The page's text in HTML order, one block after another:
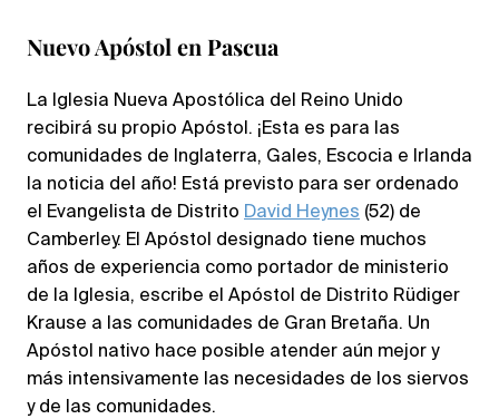
Nuevo Apóstol en Pascua
La Iglesia Nueva Apostólica del Reino Unido
recibirá su propio Apóstol. ¡Esta es para las
comunidades de Inglaterra, Gales, Escocia e Irlanda
la noticia del año! Está previsto para ser ordenado
el Evangelista de Distrito David Heynes (52) de
Camberley. El Apóstol designado tiene muchos
años de experiencia como portador de ministerio
de la Iglesia, escribe el Apóstol de Distrito Rüdiger
Krause a las comunidades de Gran Bretaña. Un
Apóstol nativo hace posible atender aún mejor y
más intensivamente las necesidades de los siervos
y de las comunidades.